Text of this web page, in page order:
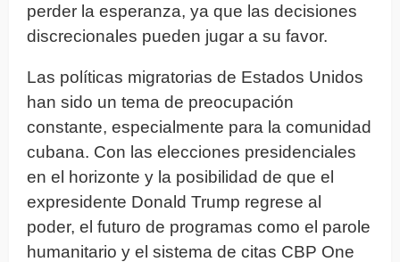
perder la esperanza, ya que las decisiones
discrecionales pueden jugar a su favor.
Las políticas migratorias de Estados Unidos
han sido un tema de preocupación
constante, especialmente para la comunidad
cubana. Con las elecciones presidenciales
en el horizonte y la posibilidad de que el
expresidente Donald Trump regrese al
poder, el futuro de programas como el parole
humanitario y el sistema de citas CBP One